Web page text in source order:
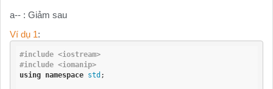
a-- : Giảm sau
Ví dụ 1:
#include <iostream>
#include <iomanip>
using
namespace std ;